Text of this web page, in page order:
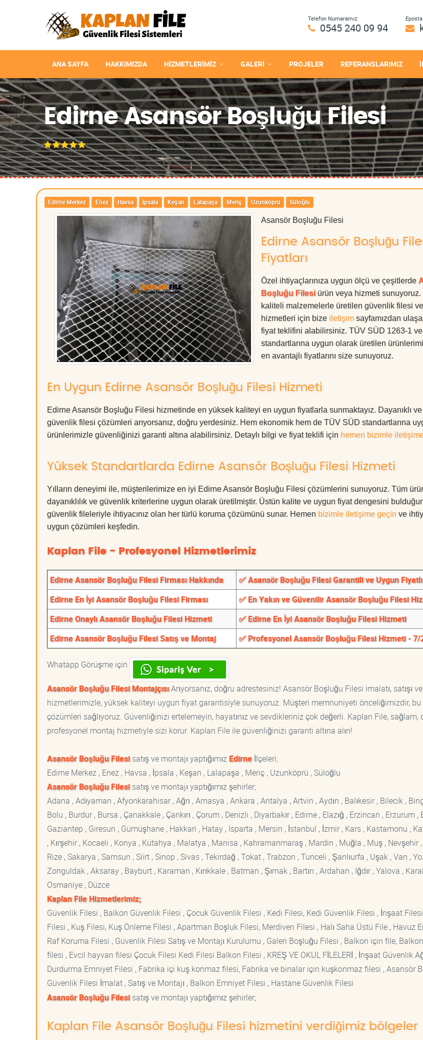
Telefon Numaramız:
0545 240 09 94
ANA SAYFA HAKKIMIZDA HIZMETLERIMIZ GALERİ PROJELER REFERANSLARIMIZ
Edirne Asansör Boşluğu Filesi
Edirne Merkez Enez Havsa İpsala Keşan Lalapaşa Meriç Uzunköprü Süloğlu
Asansör Boşluğu Filesi
Edirne Asansör Boşluğu
Fiyatları
Özel ihtiyaçlarınıza uygun ölçü ve çeşitlerde
Boşluğu Filesi ürün veya hizmeti sunuyoruz.
kaliteli malzemelerle üretilen güvenlik filesi
hizmetleri için bize iletişim sayfamızdan
fiyat teklifini alabilirsiniz. TÜV SÜD 1263-1
standartlarına uygun olarak üretilen
en avantajlı fiyatlarını size sunuyoruz.
En Uygun Edirne Asansör Boşluğu Filesi Hizmeti
Edirne Asansör Boşluğu Filesi hizmetinde en yüksek kaliteyi en uygun fiyatlarla sunmaktayız. Dayanıklı
güvenlik filesi çözümleri arıyorsanız, doğru yerdesiniz. Hem ekonomik hem de TÜV SÜD standartlarına
ürünlerimizle güvenliğinizi garanti altına alabilirsiniz. Detaylı bilgi ve fiyat teklifi için hemen bizimle
Yüksek Standartlarda Edirne Asansör Boşluğu Filesi Hizmeti
Yılların deneyimi ile, müşterilerimize en iyi Edirne Asansör Boşluğu Filesi çözümlerini sunuyoruz. Tüm
dayanıklılık ve güvenlik kriterlerine uygun olarak üretilmiştir. Üstün kalite ve uygun fiyat dengesini
güvenlik fileleriyle ihtiyacınız olan her türlü koruma çözümünü sunar. Hemen bizimle iletişime geçin ve
uygun çözümleri keşfedin.
Kaplan File - Profesyonel Hizmetlerimiz
Edirne Asansör Boşluğu Filesi Firması Hakkında
✅ Asansör Boşluğu Filesi Garantili ve Uygun
Edirne En İyi Asansör Boşluğu Filesi Firması
✅ En Yakın ve Güvenilir Asansör Boşluğu Filesi
Edirne Onaylı Asansör Boşluğu Filesi Hizmeti
✅ Edirne En İyi Asansör Boşluğu Filesi Hizmeti
Edirne Asansör Boşluğu Filesi Satış ve Montaj
✅ Profesyonel Asansör Boşluğu Filesi Hizmeti - 7/
Whatapp Görüşme için
Asansör Boşluğu Filesi MontajçısıArıyorsanız, doğru adrestesiniz! Asansör Boşluğu Filesi imalatı, satışı
hizmetlerimizle, yüksek kaliteyi uygun fiyat garantisiyle sunuyoruz. Müşteri memnuniyeti önceliğimizdir, bu
çözümleri sağlıyoruz. Güvenliğinizi ertelemeyin, hayatınız ve sevdikleriniz çok değerli. Kaplan File, sağlam,
profesyonel montaj hizmetiyle sizi korur. Kaplan File ile güvenliğinizi garanti altına alın!
Asansör Boşluğu Filesisatış ve montajı yaptığımız Edirneİlçeleri;
Edirne Merkez , Enez , Havsa , İpsala , Keşan , Lalapaşa , Meriç , Uzunköprü , Süloğlu
Asansör Boşluğu Filesisatış ve montajı yaptığımız şehirler;
Adana , Adıyaman , Afyonkarahisar , Ağrı , Amasya , Ankara , Antalya , Artvin , Aydın , Balıkesir , Bilecik ,
Bolu , Burdur , Bursa , Çanakkale , Çankırı , Çorum , Denizli , Diyarbakır , Edirne , Elazığ , Erzincan , Erzurum ,
Gaziantep , Giresun , Gümüşhane , Hakkari , Hatay , Isparta , Mersin , İstanbul , İzmir , Kars , Kastamonu ,
, Kırşehir , Kocaeli , Konya , Kütahya , Malatya , Manisa , Kahramanmaraş , Mardin , Muğla , Muş , Nevşehir
Rize , Sakarya , Samsun , Siirt , Sinop , Sivas , Tekirdağ , Tokat , Trabzon , Tunceli , Şanlıurfa , Uşak , Van ,
Zonguldak , Aksaray , Bayburt , Karaman , Kırıkkale , Batman , Şırnak , Bartın , Ardahan , Iğdır , Yalova ,
Osmaniye , Düzce
Kaplan File Hizmetlerimiz;
Güvenlik Filesi , Balkon Güvenlik Filesi , Çocuk Güvenlik Filesi , Kedi Filesi, Kedi Güvenlik Filesi , İnşaat
Filesi , Kuş Filesi, Kuş Önleme Filesi , Apartman Boşluk Filesi, Merdiven Filesi , Halı Saha Üstü File , Havuz
Raf Koruma Filesi , Güvenlik Filesi Satış ve Montajı Kurulumu , Galeri Boşluğu Filesi , Balkon için file,
filesi , Evcil hayvan filesi Çocuk Filesi Kedi Filesi Balkon Filesi , KREŞ VE OKUL FİLELERİ , İnşaat Güvenlik
Durdurma Emniyet Filesi , Fabrika içi kuş konmaz filesi, Fabrika ve binalar için kuşkonmaz filesi , Asansör
Güvenlik Filesi İmalat , Satış ve Montajı , Balkon Emniyet Filesi , Hastane Güvenlik Filesi
Asansör Boşluğu Filesisatış ve montajı yaptığımız şehirler;
Kaplan File Asansör Boşluğu Filesi hizmetini verdiğimiz bölgeler